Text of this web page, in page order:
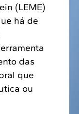
(LEME)
há de
das
que
ou